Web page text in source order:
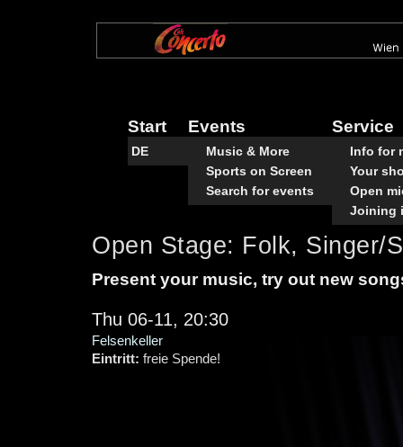
Start
DE
Events
Music & More
Sports on Screen
Search for events
Service
Info for
Your
Open
Joining
Open Stage: Folk, Singer/
Present your music, try out new
Thu 06-11, 20:30
Felsenkeller
Eintritt: freie Spende!